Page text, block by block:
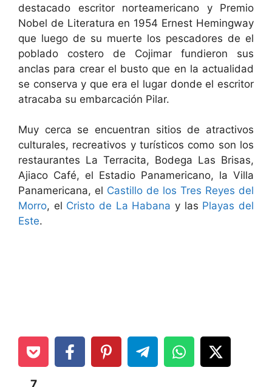
destacado escritor norteamericano y Premio
Nobel de Literatura en 1954 Ernest Hemingway
que luego de su muerte los pescadores de el
poblado costero de Cojimar fundieron sus
anclas para crear el busto que en la actualidad
se conserva y que era el lugar donde el escritor
atracaba su embarcación Pilar.
Muy cerca se encuentran sitios de atractivos
culturales, recreativos y turísticos como son los
restaurantes La Terracita, Bodega Las Brisas,
Ajiaco Café, el Estadio Panamericano, la Villa
Panamericana, el Castillo de los Tres Reyes del
Morro, el Cristo de La Habana y las Playas del
Este.